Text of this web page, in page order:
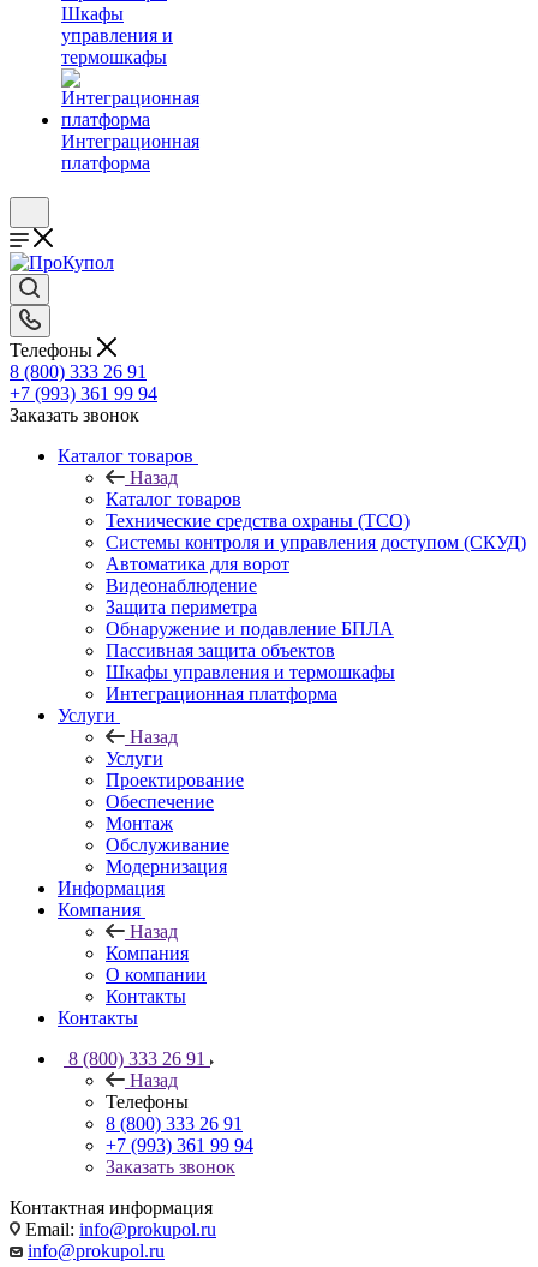
Шкафы
управления и
термошкафы
Интеграционная
платформа
Телефоны
8 (800) 333 26 91
+7 (993) 361 99 94
Заказать звонок
Каталог товаров
Назад
Каталог товаров
Технические средства охраны (ТСО)
Системы контроля и управления доступом (СКУД)
Автоматика для ворот
Видеонаблюдение
Защита периметра
Обнаружение и подавление БПЛА
Пассивная защита объектов
Шкафы управления и термошкафы
Интеграционная платформа
Услуги
Назад
Услуги
Проектирование
Обеспечение
Монтаж
Обслуживание
Модернизация
Информация
Компания
Назад
Компания
О компании
Контакты
Контакты
8 (800) 333 26 91
Назад
Телефоны
8 (800) 333 26 91
+7 (993) 361 99 94
Заказать звонок
Контактная информация
Email: info@prokupol.ru
info@prokupol.ru